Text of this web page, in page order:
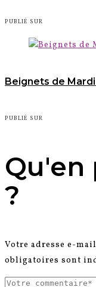
PUBLIÉ SUR
Beignets de
PUBLIÉ SUR
Qu'en
?
Votre adresse e-
obligatoires sont